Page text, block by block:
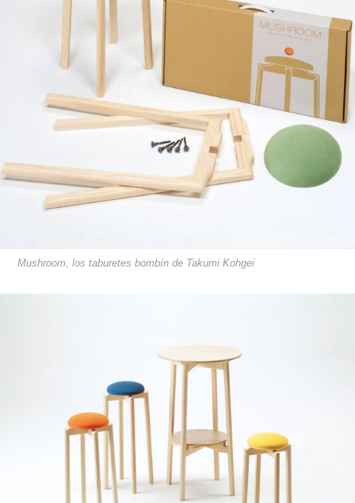
Mushroom, los taburetes bombín de Takumi Kohgei